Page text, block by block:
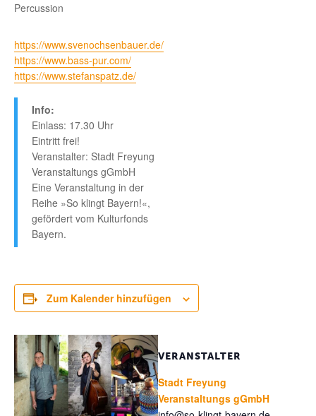
Percussion
https://www.svenochsenbauer.de/
https://www.bass-pur.com/
https://www.stefanspatz.de/
Info:
Einlass: 17.30 Uhr
Eintritt frei!
Veranstalter: Stadt Freyung
Veranstaltungs gGmbH
Eine Veranstaltung in der
Reihe »So klingt Bayern!«,
gefördert vom Kulturfonds
Bayern.
Zum Kalender hinzufügen
VERANSTALTER
Stadt Freyung
Veranstaltungs gGmbH